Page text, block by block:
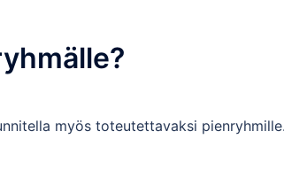
myös toteutettavaksi